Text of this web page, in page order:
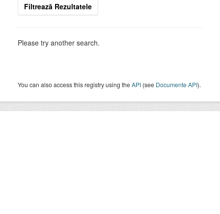
Filtrează Rezultatele
Please try another search.
You can also access this registry using theAPI (see Documente API).